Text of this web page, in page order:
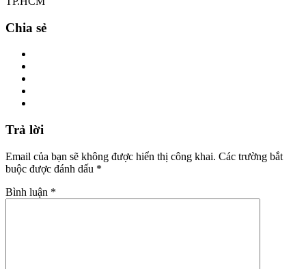
Chia sẻ
Trả lời
Email của bạn sẽ không được hiển thị công khai. Các trường bắt
buộc được đánh dấu *
Bình luận *